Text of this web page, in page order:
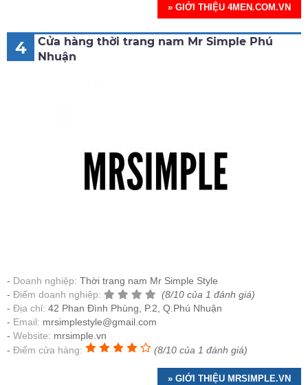
» GIỚI THIỆU 4MEN.COM.VN
4
Cửa hàng thời trang nam Mr Simple Phú
Nhuận
Doanh nghiệp: Thời trang nam Mr Simple Style
Điểm doanh nghiệp:
(8/10 của 1 đánh giá)
Địa chỉ: 42 Phan Đình Phùng, P.2, Q.Phú Nhuận
Email: mrsimplestyle@gmail.com
Website: mrsimple.vn
Điểm cửa hàng:
(8/10 của 1 đánh giá)
» GIỚI THIỆU MRSIMPLE.VN